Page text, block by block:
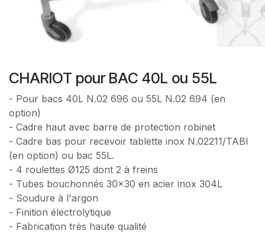
CHARIOT pour BAC 40L ou 55L
- Pour bacs 40L N.02 696 ou 55L N.02 694 (en
option)
- Cadre haut avec barre de protection robinet
- Cadre bas pour recevoir tablette inox N.02211/TABI
(en option) ou bac 55L.
- 4 roulettes Ø125 dont 2 à freins
- Tubes bouchonnés 30x30 en acier inox 304L
- Soudure à l'argon
- Finition électrolytique
- Fabrication très haute qualité